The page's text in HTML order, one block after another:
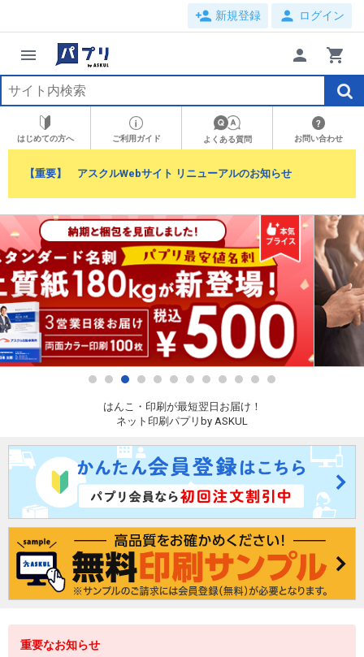
person_add 新規登録 person ログイン
menu person shopping_cart
はじめての方へ ご利用ガイド よくある質問 お問い合わせ
【重要】 アスクルWebサイト リニューアルのお知らせ
はんこ・印刷が最短翌日お届け！
ネット印刷パプリby ASKUL
重要なお知らせ